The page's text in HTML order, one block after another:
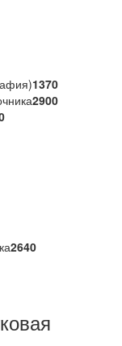
1370
2900
2640